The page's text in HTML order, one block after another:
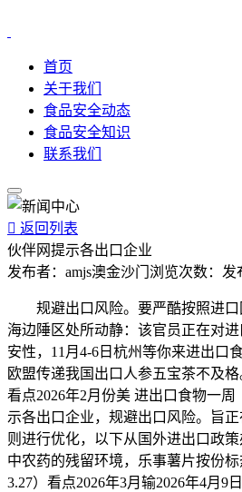
首页
关于我们
食品安全动态
食品安全知识
联系我们
 返回列表
伙伴网提示各出口企业
发布者： amjs澳金沙门 浏览次数： 发
规避出口风险。要严酷按照进口
海边陲区处所动静：该官员正在对
安性，11月4-6日杭州等你来进出口
欧盟传递我国出口人参五宝茶不及
看点2026年2月份美 进出口食物一
示各出口企业，规避出口风险。旨
则进行优化，以下从国外进出口政
中农药的残留环境，乐事薯片按份
3.27）看点2026年3月输2026年4月